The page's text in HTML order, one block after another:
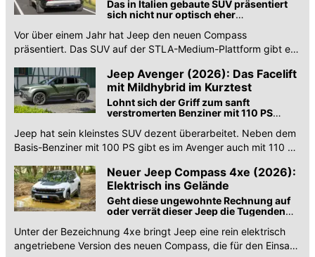
Das in Italien gebaute SUV präsentiert
sich nicht nur optisch eher
Vor über einem Jahr hat Jeep den neuen Compass
präsentiert. Das SUV auf der STLA-Medium-Plattform gibt es
Jeep Avenger (2026): Das Facelift
mit Mildhybrid im Kurztest
Lohnt sich der Griff zum sanft
verstromerten Benziner mit 110 PS
Jeep hat sein kleinstes SUV dezent überarbeitet. Neben dem
Basis-Benziner mit 100 PS gibt es im Avenger auch mit 110 PS
Neuer Jeep Compass 4xe (2026):
Elektrisch ins Gelände
Geht diese ungewohnte Rechnung auf
oder verrät dieser Jeep die Tugenden
Unter der Bezeichnung 4xe bringt Jeep eine rein elektrisch
angetriebene Version des neuen Compass, die für den Einsatz